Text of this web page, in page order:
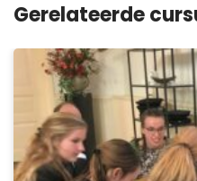
Gerelateerde